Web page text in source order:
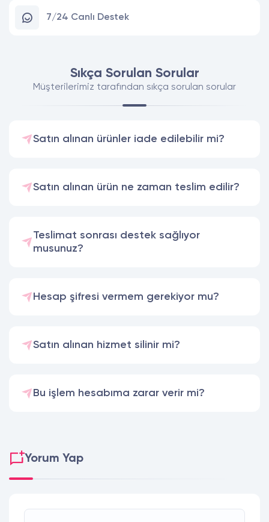
7/24 Canlı Destek
Sıkça Sorulan Sorular
Müşterilerimiz tarafından sıkça sorulan sorular
Satın alınan ürünler iade edilebilir mi?
Satın alınan ürün ne zaman teslim edilir?
Teslimat sonrası destek sağlıyor
musunuz?
Hesap şifresi vermem gerekiyor mu?
Satın alınan hizmet silinir mi?
Bu işlem hesabıma zarar verir mi?
Yorum Yap